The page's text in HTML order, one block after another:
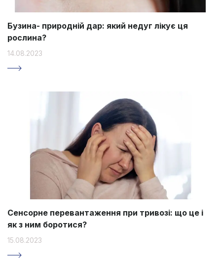
Бузина- природній дар: який недуг лікує ця
рослина?
14.08.2023
Сенсорне перевантаження при тривозі: що це і
як з ним боротися?
15.08.2023